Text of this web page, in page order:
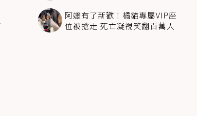
阿嬤有了新歡！橘貓專屬VIP座
位被搶走 死亡凝視笑翻百萬人